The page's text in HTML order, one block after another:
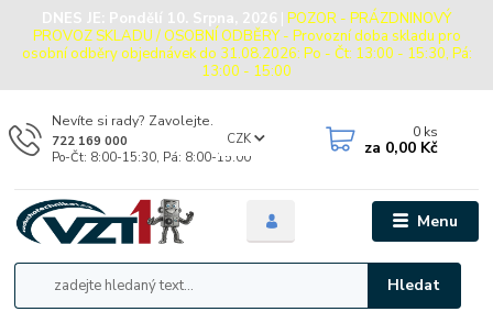
DNES JE: Pondělí 10. Srpna, 2026 | POZOR - PRÁZDNINOVÝ
PROVOZ SKLADU / OSOBNÍ ODBĚRY - Provozní doba skladu pro
osobní odběry objednávek do 31.08.2026: Po - Čt: 13:00 - 15:30, Pá:
13:00 - 15:00
Menu
CZK
Hledat
Nevíte si rady? Zavolejte.
722 169 000
Po-Čt: 8:00-15:30, Pá: 8:00-15:00
0 ks
za 0,00 Kč